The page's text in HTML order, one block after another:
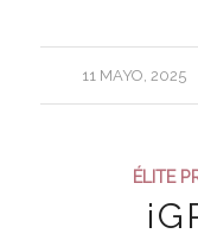
11 MAYO, 2025
/
ÉLITE